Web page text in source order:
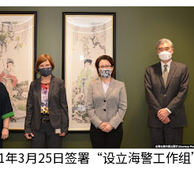
年3月25日签署“设立海警工作